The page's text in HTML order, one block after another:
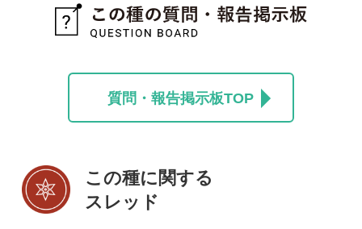
コース一覧 使い方ガイド
法人・研究機関で
ご利用の方へ
質問・報告掲示板
マイページ